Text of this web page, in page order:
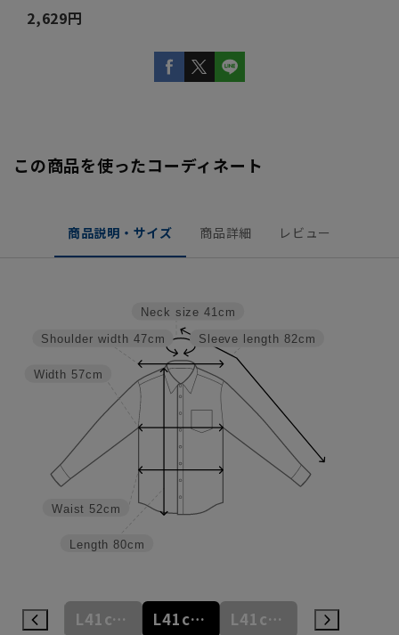
2,629円
この商品を使ったコーディネート
商品説明・サイズ 商品詳細 レビュー
Sleeve length 82cm
Neck size 41cm
Length 80cm
Waist 52cm
Width 57cm
Shoulder width 47cm
L41cm/78cm L41cm/80cm L41cm/82cm L41cm/84cm